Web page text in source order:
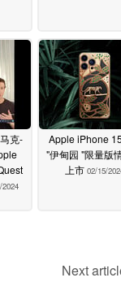
克-
Apple iPhone
"伊甸园 "限量版
上市 02/15/
Next